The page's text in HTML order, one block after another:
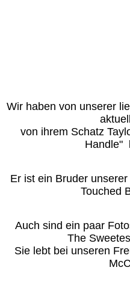
Wir haben von unserer
von ihrem Schatz
Handle"
Er ist ein Bruder
Touched
Auch sind ein paar
The
Sie lebt bei unseren